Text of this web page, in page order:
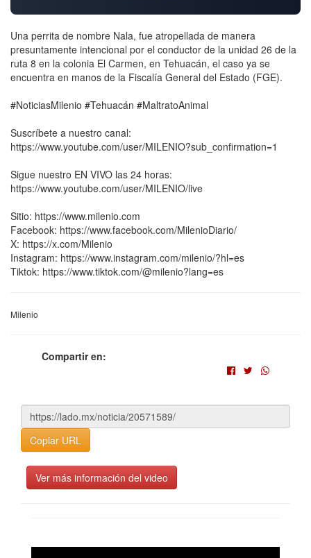
Una perrita de nombre Nala, fue atropellada de manera
presuntamente intencional por el conductor de la unidad 26 de la
ruta 8 en la colonia El Carmen, en Tehuacán, el caso ya se
encuentra en manos de la Fiscalía General del Estado (FGE).
#NoticiasMilenio #Tehuacán #MaltratoAnimal
Suscríbete a nuestro canal:
https://www.youtube.com/user/MILENIO?sub_confirmation=1
Sigue nuestro EN VIVO las 24 horas:
https://www.youtube.com/user/MILENIO/live
Sitio: https://www.milenio.com
Facebook: https://www.facebook.com/MilenioDiario/
X: https://x.com/Milenio
Instagram: https://www.instagram.com/milenio/?hl=es
Tiktok: https://www.tiktok.com/@milenio?lang=es
Milenio
Compartir en:
Copiar URL
Ver más información del video